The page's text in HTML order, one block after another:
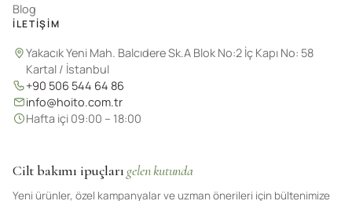
Cilt bakımı ipuçları gelen kutunda
Yeni ürünler, özel kampanyalar ve uzman önerileri için bültenimize
Blog
İLETIŞIM
Yakacık Yeni Mah. Balcıdere Sk.A Blok No:2 İç Kapı No: 58
Kartal / İstanbul
+90 506 544 64 86
info@hoito.com.tr
Hafta içi 09:00 – 18:00